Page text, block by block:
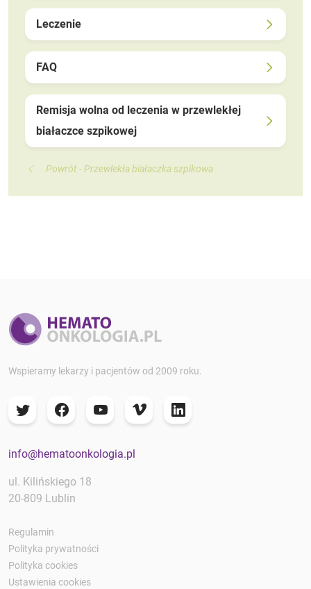
Leczenie
FAQ
Remisja wolna od leczenia w przewlekłej
białaczce szpikowej
Powrót - Przewlekła białaczka szpikowa
Wspieramy lekarzy i pacjentów od 2009 roku.
info@hematoonkologia.pl
ul. Kilińskiego 18
20-809 Lublin
Regulamin
Polityka prywatności
Polityka cookies
Ustawienia cookies